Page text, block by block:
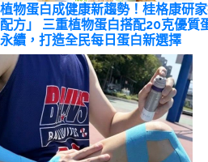
植物蛋白成健康新趨勢！桂格康研
配方」 三重植物蛋白搭配20克優
永續，打造全民每日蛋白新選擇